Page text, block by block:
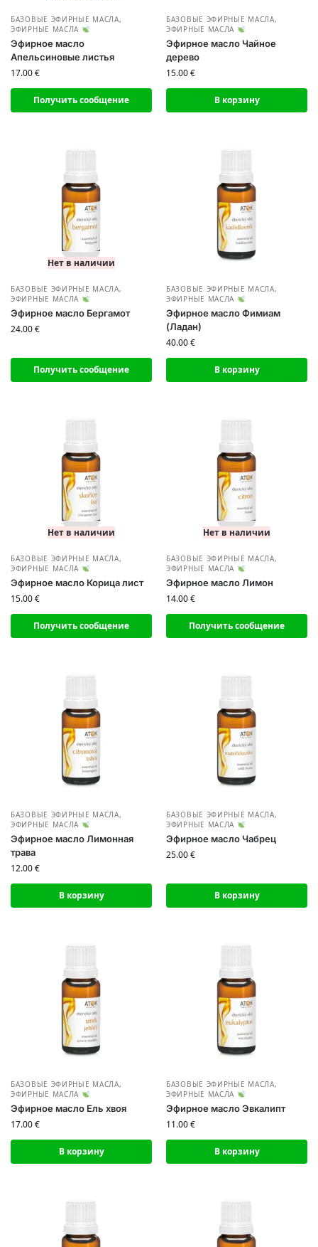
БАЗОВЫЕ ЭФИРНЫЕ МАСЛА,
ЭФИРНЫЕ МАСЛА
Эфирное масло
Апельсиновые листья
17.00€
Получить сообщение
БАЗОВЫЕ ЭФИРНЫЕ МАСЛА,
ЭФИРНЫЕ МАСЛА
Эфирное масло Чайное
дерево
15.00€
В корзину
Нет в наличии
БАЗОВЫЕ ЭФИРНЫЕ МАСЛА,
ЭФИРНЫЕ МАСЛА
Эфирное масло Бергамот
24.00€
Получить сообщение
БАЗОВЫЕ ЭФИРНЫЕ МАСЛА,
ЭФИРНЫЕ МАСЛА
Эфирное масло Фимиам
(Ладан)
40.00€
В корзину
Нет в наличии
БАЗОВЫЕ ЭФИРНЫЕ МАСЛА,
ЭФИРНЫЕ МАСЛА
Эфирное масло Корица лист
15.00€
Получить сообщение
Нет в наличии
БАЗОВЫЕ ЭФИРНЫЕ МАСЛА,
ЭФИРНЫЕ МАСЛА
Эфирное масло Лимон
14.00€
Получить сообщение
БАЗОВЫЕ ЭФИРНЫЕ МАСЛА,
ЭФИРНЫЕ МАСЛА
Эфирное масло Лимонная
трава
12.00€
В корзину
БАЗОВЫЕ ЭФИРНЫЕ МАСЛА,
ЭФИРНЫЕ МАСЛА
Эфирное масло Чабрец
25.00€
В корзину
БАЗОВЫЕ ЭФИРНЫЕ МАСЛА,
ЭФИРНЫЕ МАСЛА
Эфирное масло Ель хвоя
17.00€
В корзину
БАЗОВЫЕ ЭФИРНЫЕ МАСЛА,
ЭФИРНЫЕ МАСЛА
Эфирное масло Эвкалипт
11.00€
В корзину